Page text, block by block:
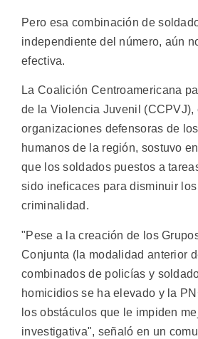
Pero esa combinación de
independiente del número, aún
efectiva.
La Coalición Centroamericana
de la Violencia Juvenil (CCPVJ),
organizaciones defensoras de
humanos de la región, sostuvo
que los soldados puestos a
sido ineficaces para disminuir
criminalidad.
"Pese a la creación de los
Conjunta (la modalidad anterior
combinados de policías y
homicidios se ha elevado y la
los obstáculos que le impiden
investigativa", señaló en un